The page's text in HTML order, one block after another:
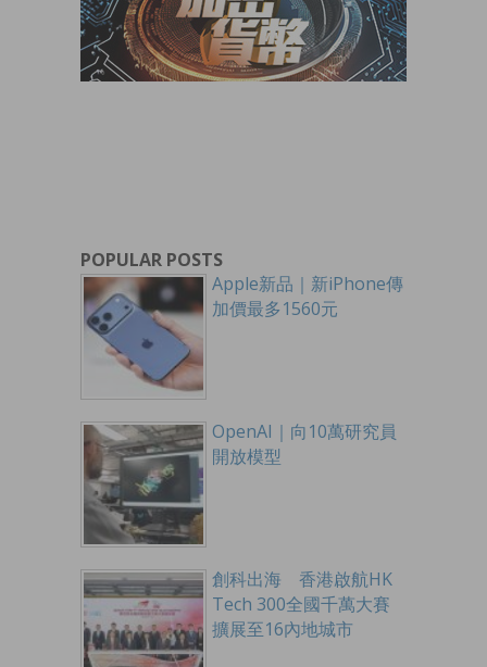
POPULAR POSTS
Apple新品｜新iPhone傳
加價最多1560元
OpenAI｜向10萬研究員
開放模型
創科出海 香港啟航HK
Tech 300全國千萬大賽
擴展至16內地城市